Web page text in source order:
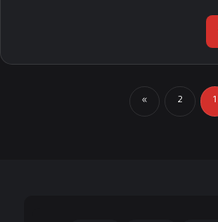
1
2
»